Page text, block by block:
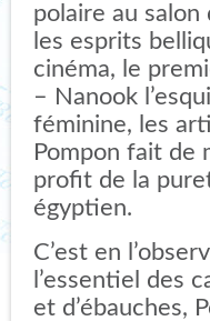
polaire au
les esprits
cinéma, le
– Nanook
féminine, les
Pompon fait de
profit de la
égyptien.
C’est en
l’essentiel des
et d’ébauches,